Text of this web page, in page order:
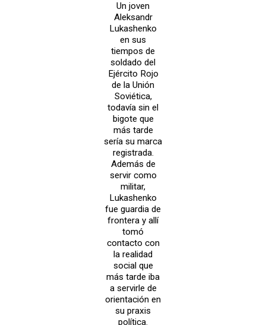
Un joven
Aleksandr
Lukashenko
en sus
tiempos de
soldado del
Ejército Rojo
de la Unión
Soviética,
todavía sin el
bigote que
más tarde
sería su marca
registrada.
Además de
servir como
militar,
Lukashenko
fue guardia de
frontera y allí
tomó
contacto con
la realidad
social que
más tarde iba
a servirle de
orientación en
su praxis
política.